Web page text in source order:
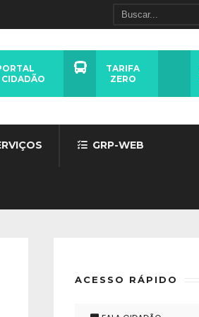
GRP-WEB
TARIFA
ZERO
ACESSO RÁPIDO